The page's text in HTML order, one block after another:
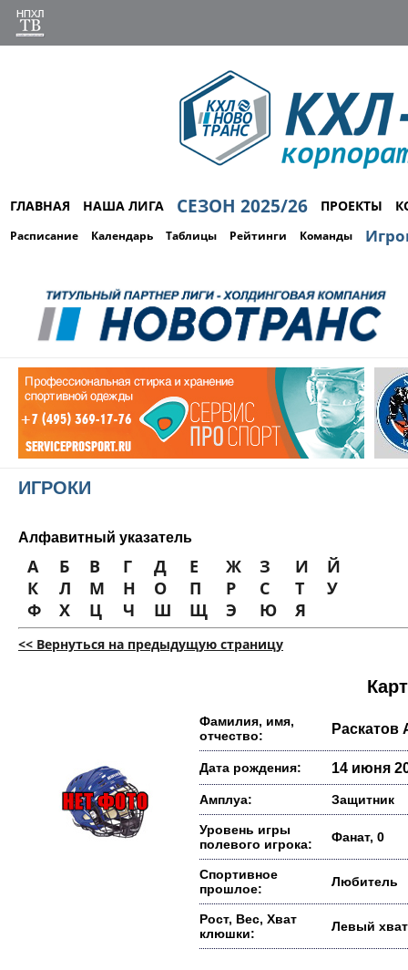
ГЛАВНАЯ НАША ЛИГА СЕЗОН 2025/26 ПРОЕКТЫ
Расписание Календарь Таблицы Рейтинги Команды
ИГРОКИ
Алфавитный указатель
А Б В Г Д Е Ж З И
Й
К
Л М Н О П Р С Т
У
Ф
Х Ц Ч Ш Щ Э Ю Я
<< Вернуться на предыдущую страницу
Фамилия, имя,
отчество:
Дата рождения: 14 июня
Амплуа: Защитник
Уровень игры
полевого игрока:
Фанат, 0
Спортивное
прошлое:
Любитель
Рост, Вес, Хват
клюшки:
Левый хват